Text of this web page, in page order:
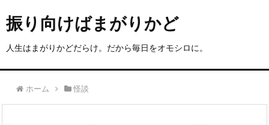
振り向けばまがりかど
人生はまがりかどだらけ。だから毎日をオモシロに。
ホーム 怪談